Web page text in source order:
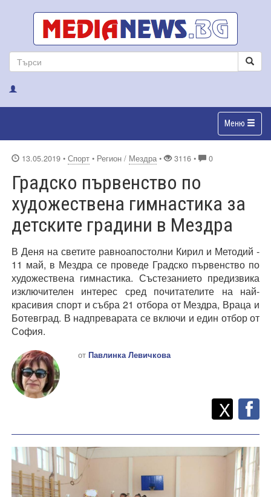
Меню
13.05.2019 • Спорт • Регион / Мездра • 3116 • 0
Градско първенство по
художествена гимнастика за
детските градини в Мездра
В Деня на светите равноапостолни Кирил и Методий -
11 май, в Мездра се проведе Градско първенство по
художествена гимнастика. Състезанието предизвика
изключителен интерес сред почитателите на най-
красивия спорт и събра 21 отбора от Мездра, Враца и
Ботевград. В надпреварата се включи и един отбор от
София.
от Павлинка Левичкова
Споделете
X